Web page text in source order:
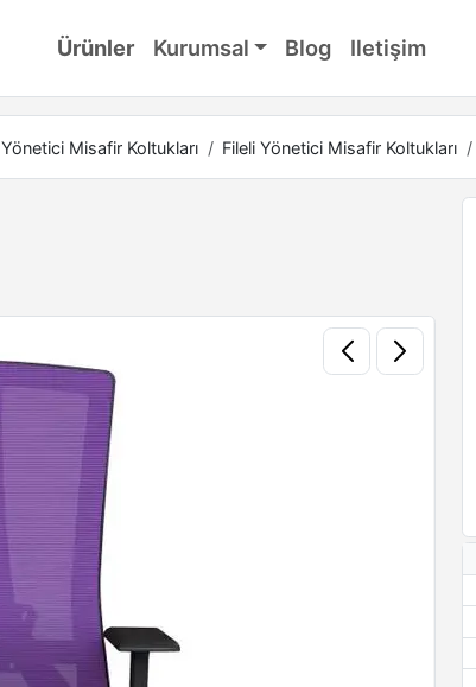
Ürünler Kurumsal Blog Iletişim
Yönetici Misafir Koltukları Fileli Yönetici Misafir Koltukları